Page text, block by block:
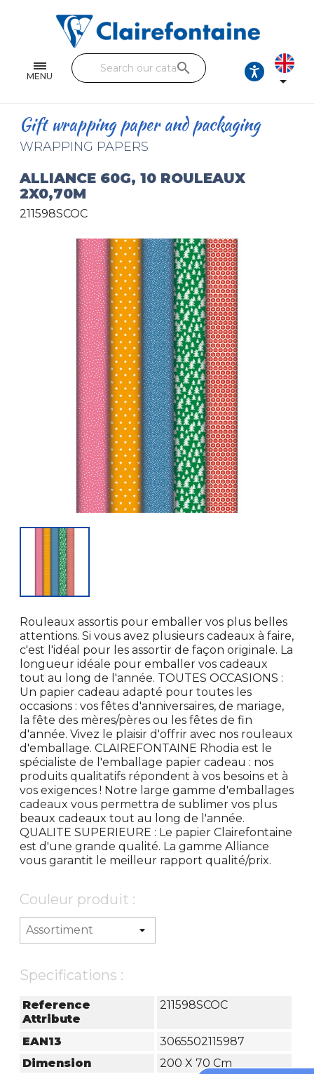
MENU
Single and double sheets
Fine arts
Handicraft
Pencil cases & Leather goods
FIND OUR COLLECTIONS
All the collections
search

Gift wrapping paper and packaging
WRAPPING PAPERS
ALLIANCE 60G, 10 ROULEAUX
2X0,70M
211598SCOC
Rouleaux assortis pour emballer vos plus belles
attentions. Si vous avez plusieurs cadeaux à faire,
c'est l'idéal pour les assortir de façon originale. La
longueur idéale pour emballer vos cadeaux
tout au long de l'année. TOUTES OCCASIONS :
Un papier cadeau adapté pour toutes les
occasions : vos fêtes d'anniversaires, de mariage,
la fête des mères/pères ou les fêtes de fin
d'année. Vivez le plaisir d'offrir avec nos rouleaux
d'emballage. CLAIREFONTAINE Rhodia est le
spécialiste de l'emballage papier cadeau : nos
produits qualitatifs répondent à vos besoins et à
vos exigences ! Notre large gamme d'emballages
cadeaux vous permettra de sublimer vos plus
beaux cadeaux tout au long de l'année.
QUALITE SUPERIEURE : Le papier Clairefontaine
est d'une grande qualité. La gamme Alliance
vous garantit le meilleur rapport qualité/prix.
Couleur produit :
Specifications :
Reference
Attribute
211598SCOC
EAN13
3065502115987
Dimension
200 X 70 Cm